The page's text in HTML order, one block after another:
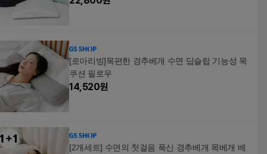
[로아리빙]목편한 경추베개 수면 딥슬립 기능성 목
쿠션 필로우
14,520원
[2개세트] 수면의 첫걸음 푹신 경추베개 목베개 베